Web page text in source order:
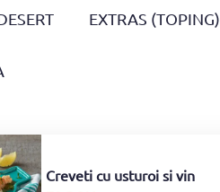
EXTRAS (TOPING)
Creveti cu usturoi si vin